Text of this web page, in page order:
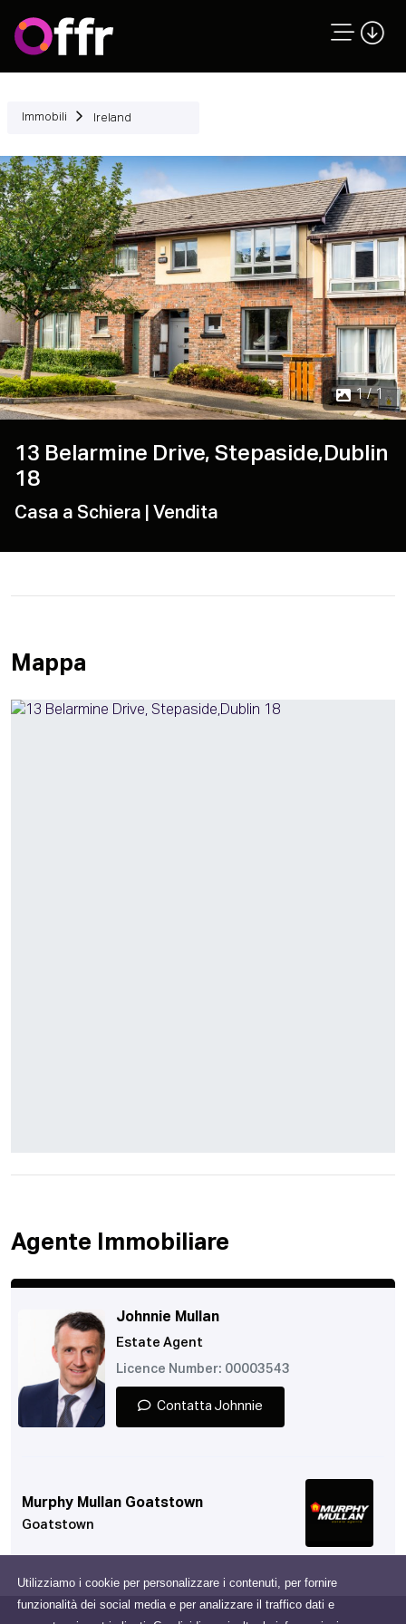
Utilizziamo i cookie per personalizzare i contenuti, per fornire
funzionalità dei social media e per analizzare il traffico dati e
Immobili Ireland
1 / 1
13 Belarmine Drive, Stepaside,Dublin
18
Casa a Schiera | Vendita
Mappa
Agente Immobiliare
Johnnie Mullan
Estate Agent
Licence Number: 00003543
Contatta Johnnie
Murphy Mullan Goatstown
Goatstown